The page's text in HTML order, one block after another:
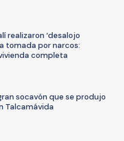
realizaron ‘desalojo
tomada por narcos:
completa
socavón que se produjo
Talcamávida